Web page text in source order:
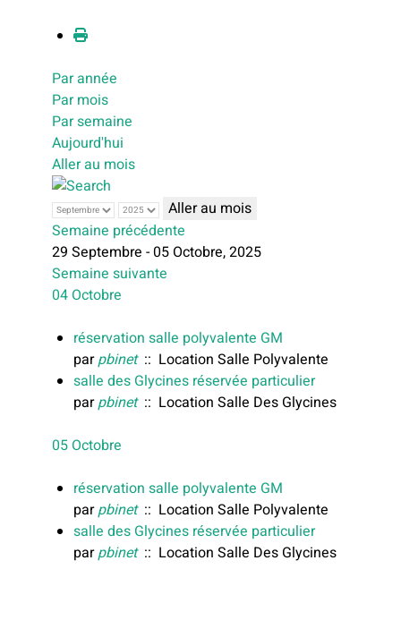
Par année
Par mois
Par semaine
Aujourd'hui
Aller au mois
Aller au mois
Semaine précédente
29 Septembre - 05 Octobre, 2025
Semaine suivante
04 Octobre
réservation salle polyvalente GM
parpbinet:: Location Salle Polyvalente
salle des Glycines réservée particulier
parpbinet:: Location Salle Des Glycines
05 Octobre
réservation salle polyvalente GM
parpbinet:: Location Salle Polyvalente
salle des Glycines réservée particulier
parpbinet:: Location Salle Des Glycines